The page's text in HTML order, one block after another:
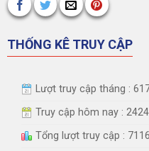
THỐNG KÊ TRUY CẬP
Lượt truy cập tháng :
Truy cập hôm nay : 2424
Tổng lượt truy cập :